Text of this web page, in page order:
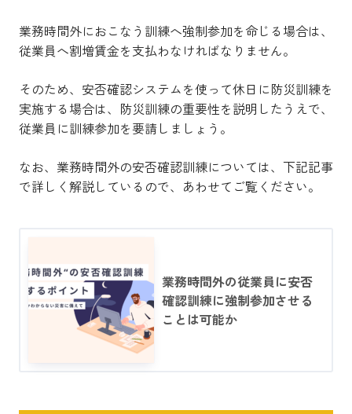
業務時間外におこなう訓練へ強制参加を命じる場合は、
従業員へ割増賃金を支払わなければなりません。
そのため、安否確認システムを使って休日に防災訓練を
実施する場合は、防災訓練の重要性を説明したうえで、
従業員に訓練参加を要請しましょう。
なお、業務時間外の安否確認訓練については、下記記事
で詳しく解説しているので、あわせてご覧ください。
業務時間外の従業員に安否
確認訓練に強制参加させる
ことは可能か